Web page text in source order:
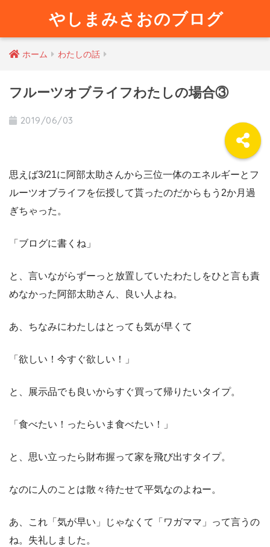
やしまみさおのブログ
ホーム わたしの話
フルーツオブライフわたしの場合③
2019/06/03
思えば3/21に阿部太助さんから三位一体のエネルギーとフ
ルーツオブライフを伝授して貰ったのだからもう2か月過
ぎちゃった。
「ブログに書くね」
と、言いながらずーっと放置していたわたしをひと言も責
めなかった阿部太助さん、良い人よね。
あ、ちなみにわたしはとっても気が早くて
「欲しい！今すぐ欲しい！」
と、展示品でも良いからすぐ買って帰りたいタイプ。
「食べたい！ったらいま食べたい！」
と、思い立ったら財布握って家を飛び出すタイプ。
なのに人のことは散々待たせて平気なのよねー。
あ、これ「気が早い」じゃなくて「ワガママ」って言うの
ね。失礼しました。